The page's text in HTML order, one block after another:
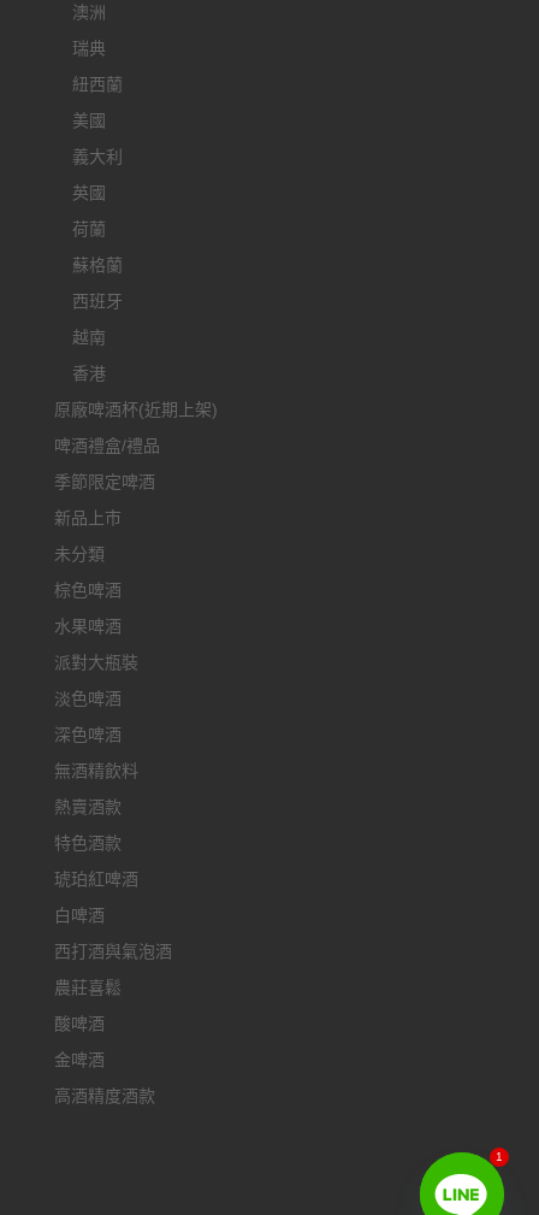
澳洲
瑞典
紐西蘭
美國
義大利
英國
荷蘭
蘇格蘭
西班牙
越南
香港
原廠啤酒杯(近期上架)
啤酒禮盒/禮品
季節限定啤酒
新品上市
未分類
棕色啤酒
水果啤酒
派對大瓶裝
淡色啤酒
深色啤酒
無酒精飲料
熱賣酒款
特色酒款
琥珀紅啤酒
白啤酒
西打酒與氣泡酒
農莊喜鬆
酸啤酒
金啤酒
高酒精度酒款
1